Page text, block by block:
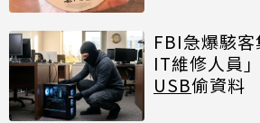
FBI急爆駭
IT維修人員
USB偷資料